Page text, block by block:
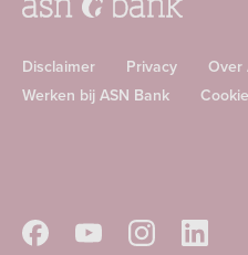
Disclaimer Privacy
Over
Werken bij ASN Bank
in
in
Volg
Volg
Volg